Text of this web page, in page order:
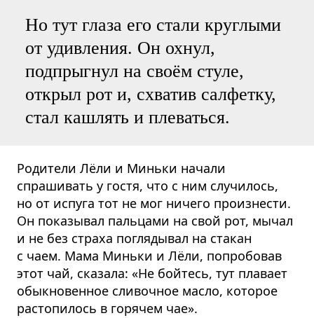
Но тут глаза его стали круглыми
от удивления. Он охнул,
подпрыгнул на своём стуле,
открыл рот и, схватив салфетку,
стал кашлять и плеваться.
Родители Лёли и Миньки начали
спрашивать у гостя, что с ним случилось,
но от испуга тот не мог ничего произнести.
Он показывал пальцами на свой рот, мычал
и не без страха поглядывал на стакан
с чаем. Мама Миньки и Лёли, попробовав
этот чай, сказала: «Не бойтесь, тут плавает
обыкновенное сливочное масло, которое
растопилось в горячем чае».